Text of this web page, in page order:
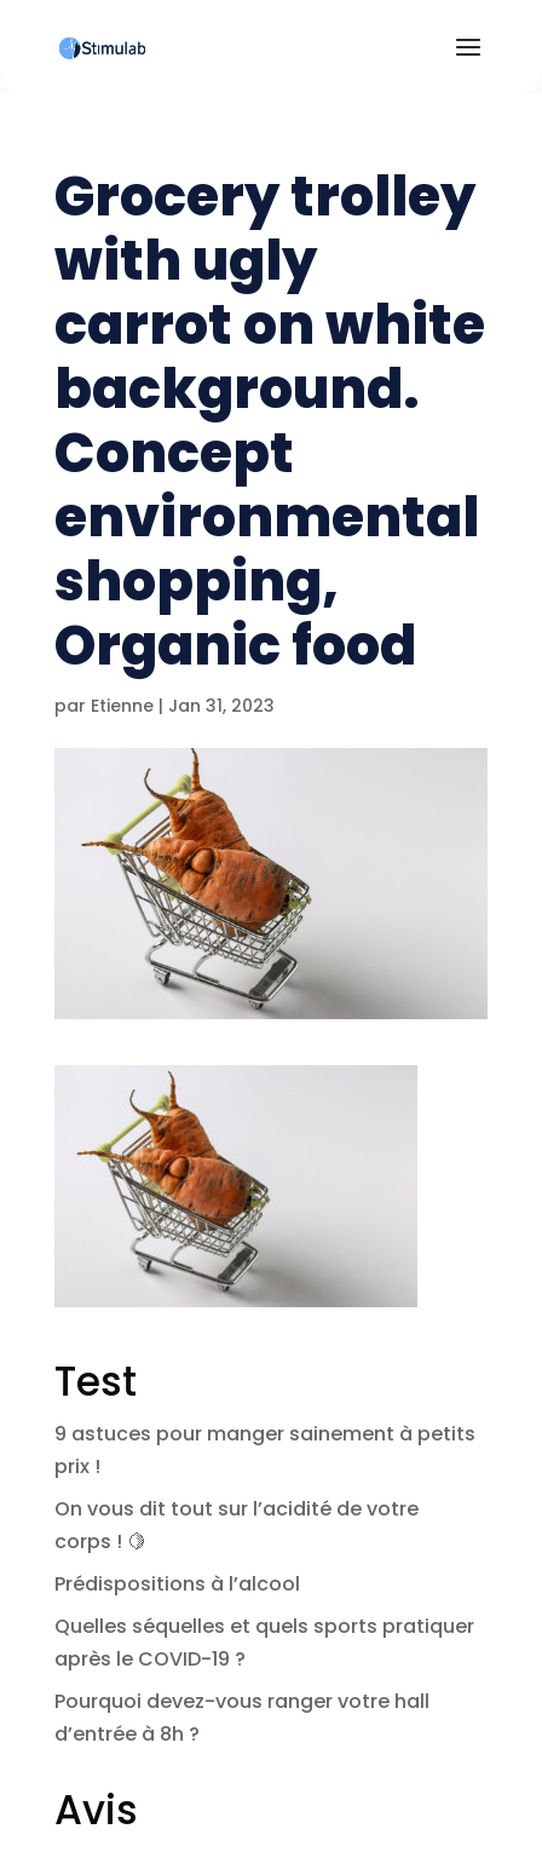
Grocery trolley
with ugly
carrot on white
background.
Concept
environmental
shopping,
Organic food
par Etienne| Jan 31, 2023
Test
9 astuces pour manger sainement à petits
prix !
On vous dit tout sur l’acidité de votre
corps ! 🍋
Prédispositions à l’alcool
Quelles séquelles et quels sports pratiquer
après le COVID-19 ?
Pourquoi devez-vous ranger votre hall
d’entrée à 8h ?
Avis